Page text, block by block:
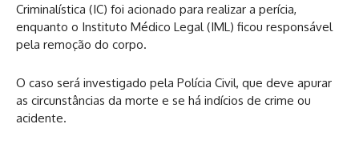
Criminalística (IC) foi acionado para realizar a perícia,
enquanto o Instituto Médico Legal (IML) ficou responsável
pela remoção do corpo.
O caso será investigado pela Polícia Civil, que deve apurar
as circunstâncias da morte e se há indícios de crime ou
acidente.